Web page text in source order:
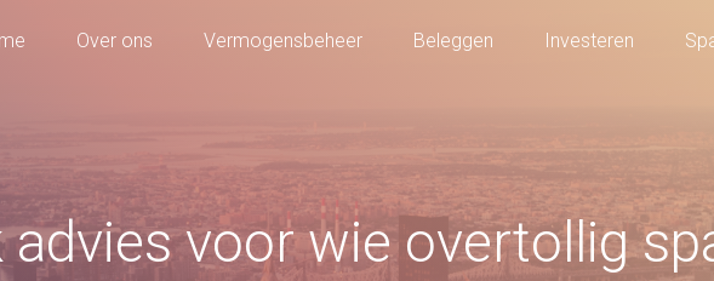
Over ons Vermogensbeheer Beleggen Investeren
voor wie overtollig